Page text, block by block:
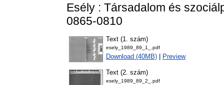
Esély : Társadalom és
0865-0810
Text (1. szám)
esely_1989_89_1_.pdf
Download (40MB) Preview
Text (2. szám)
esely_1989_89_2_.pdf